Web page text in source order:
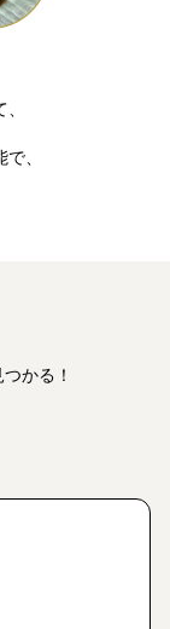
、
かる！